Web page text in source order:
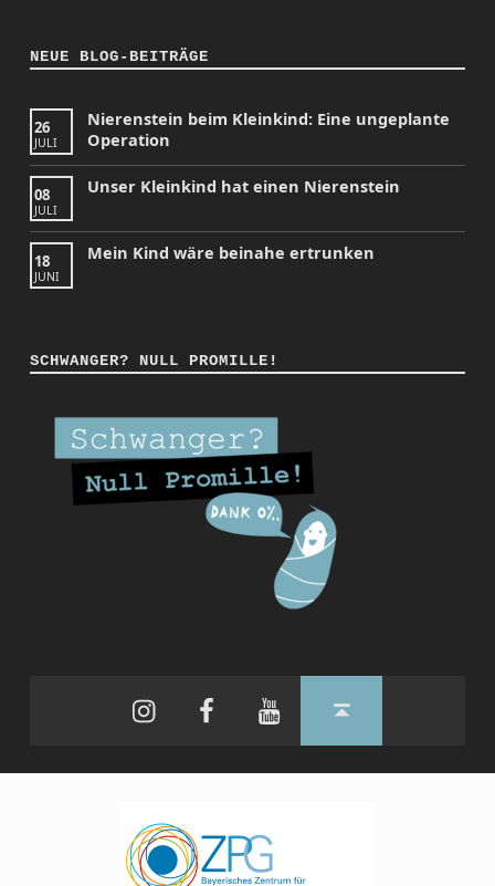
NEUE BLOG-BEITRÄGE
26
JULI
Nierenstein beim Kleinkind: Eine ungeplante
Operation
08
JULI
Unser Kleinkind hat einen Nierenstein
18
JUNI
Mein Kind wäre beinahe ertrunken
SCHWANGER? NULL PROMILLE!
FacebookYouTubeBack to top ↑